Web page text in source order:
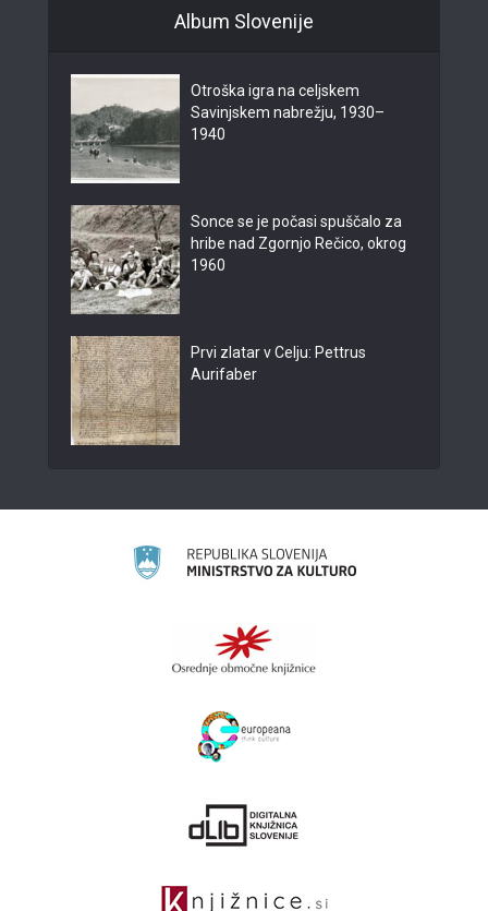
Album Slovenije
Otroška igra na celjskem
Savinjskem nabrežju, 1930–
1940
Sonce se je počasi spuščalo za
hribe nad Zgornjo Rečico, okrog
1960
Prvi zlatar v Celju: Pettrus
Aurifaber